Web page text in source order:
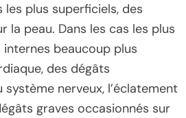
les plus superficiels, des
la peau. Dans les cas les plus
beaucoup plus
des dégâts
nerveux, l’éclatement
graves occasionnés sur